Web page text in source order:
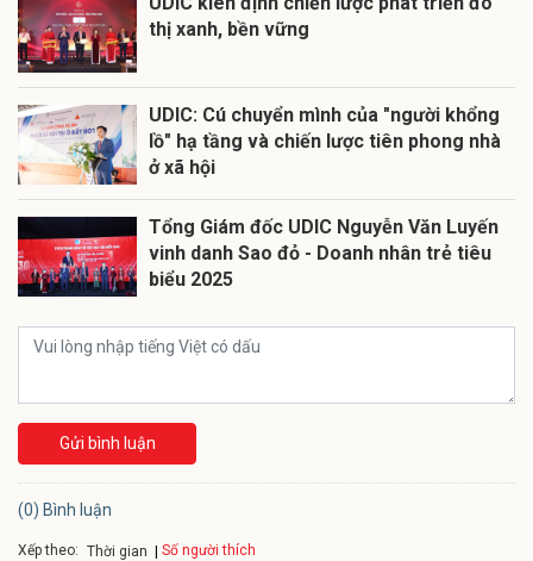
thị xanh, bền vững
UDIC: Cú chuyển mình của "người khổng
lồ" hạ tầng và chiến lược tiên phong nhà
ở xã hội
Tổng Giám đốc UDIC Nguyễn Văn Luyến
vinh danh Sao đỏ - Doanh nhân trẻ tiêu
biểu 2025
Gửi bình luận
(0) Bình luận
Xếp theo: Thời gian Số người thích